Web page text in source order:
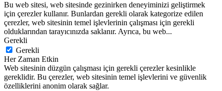
Bu web sitesi, web sitesinde gezinirken deneyiminizi geliştirmek
için çerezler kullanır. Bunlardan gerekli olarak kategorize edilen
çerezler, web sitesinin temel işlevlerinin çalışması için gerekli
olduklarından tarayıcınızda saklanır. Ayrıca, bu web...
Gerekli
Gerekli
Her Zaman Etkin
Web sitesinin düzgün çalışması için gerekli çerezler kesinlikle
gereklidir. Bu çerezler, web sitesinin temel işlevlerini ve güvenlik
özelliklerini anonim olarak sağlar.